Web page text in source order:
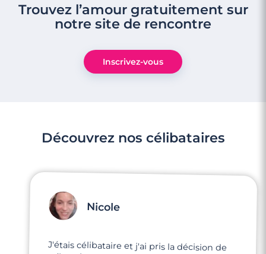
Trouvez l’amour gratuitement sur
notre site de rencontre
Inscrivez-vous
Découvrez nos célibataires
Nicole
J'étais célibataire et j'ai pris la décision de
m'inscrire sur Meetic. Cela a changé du
tout au tout, je pouvais parler avec des
personnes respectueuses. Cela m'a mise en
confiance, je me sens maintenant prête